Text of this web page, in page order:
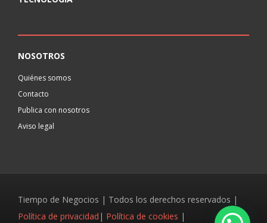
NOSOTROS
Quiénes somos
Contacto
Publica con nosotros
Aviso legal
Tiempo de Negocios | Todos los derechos reservados |
Política de privacidad | Política de cookies |